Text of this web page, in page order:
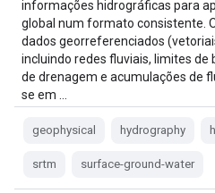
informações hidrográficas para
global num formato consistente.
dados georreferenciados
incluindo redes fluviais, limites de
de drenagem e acumulações de
se em …
geophysical hydrography
srtm surface-ground-water